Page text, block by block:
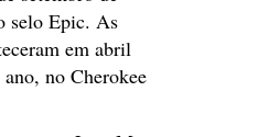
selo Epic. As
em abril
no Cherokee